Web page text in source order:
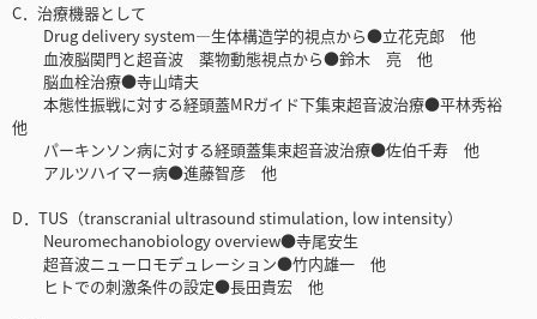
C．治療機器として
Drug delivery system―生体構造学的視点から●立花克郎 他
血液脳関門と超音波 薬物動態視点から●鈴木 亮 他
脳血栓治療●寺山靖夫
本態性振戦に対する経頭蓋MRガイド下集束超音波治療●平林秀裕
他
パーキンソン病に対する経頭蓋集束超音波治療●佐伯千寿 他
アルツハイマー病●進藤智彦 他
D．TUS（transcranial ultrasound stimulation, low intensity）
Neuromechanobiology overview●寺尾安生
超音波ニューロモデュレーション●竹内雄一 他
ヒトでの刺激条件の設定●長田貴宏 他